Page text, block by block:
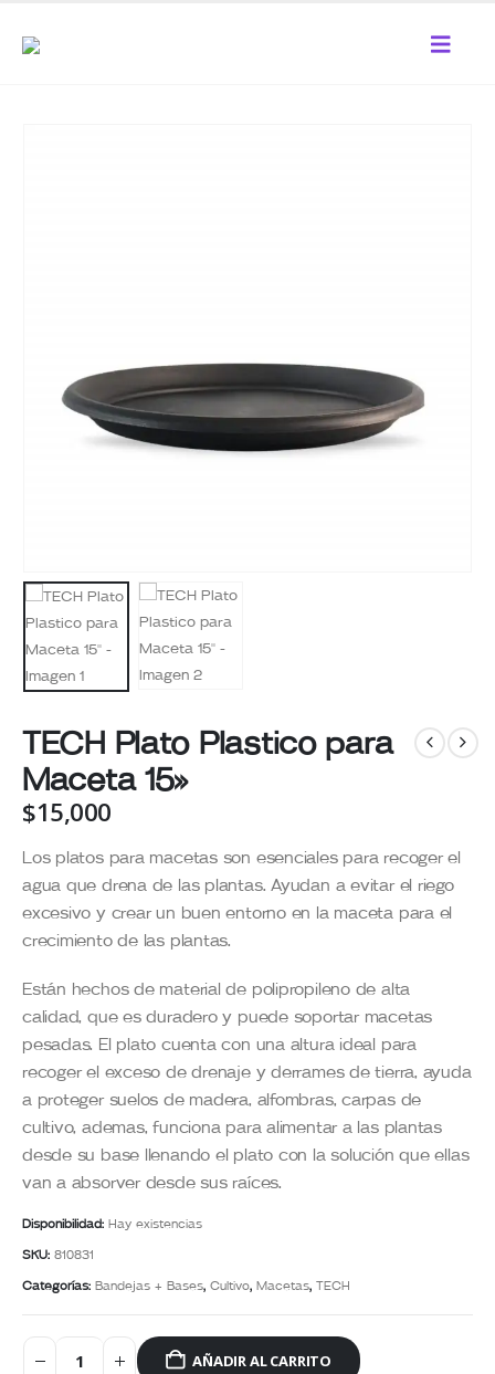
TECH Plato Plastico para
Maceta 15»
$15,000
Los platos para macetas son esenciales para recoger el
agua que drena de las plantas. Ayudan a evitar el riego
excesivo y crear un buen entorno en la maceta para el
crecimiento de las plantas.
Están hechos de material de polipropileno de alta
calidad, que es duradero y puede soportar macetas
pesadas. El plato cuenta con una altura ideal para
recoger el exceso de drenaje y derrames de tierra, ayuda
a proteger suelos de madera, alfombras, carpas de
cultivo, ademas, funciona para alimentar a las plantas
desde su base llenando el plato con la solución que ellas
van a absorver desde sus raíces.
Disponibilidad: Hay existencias
SKU: 810831
Categorías: Bandejas + Bases, Cultivo, Macetas, TECH
AÑADIR AL CARRITO